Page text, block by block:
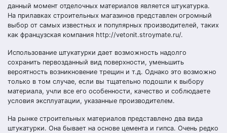
данный момент отделочных материалов является штукатурка.
На прилавках строительных магазинов представлен огромный
выбор от самых известных и популярных производителей, таких
как французская компания http://vetonit.stroymate.ru/.
Использование штукатурки дает возможность надолго
сохранить первозданный вид поверхности, уменьшить
вероятность возникновение трещин и т.д. Однако это возможно
только в том случае, если вы тщательно подошли к выбору
материала, учли все его особенности, качество и соблюдаете
условия эксплуатации, указанные производителем.
На рынке строительных материалов представлено два вида
штукатурки. Она бывает на основе цемента и гипса. Очень редко